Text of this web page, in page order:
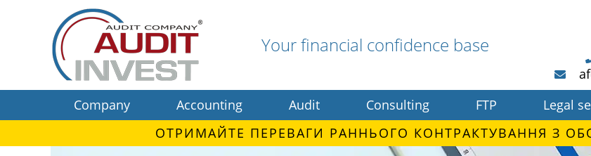
Your financial confidence base
Company
Accounting Audit Consulting FTP Legal
ОТРИМАЙТЕ ПЕРЕВАГИ РАННЬОГО КОНТРАКТУВАННЯ З